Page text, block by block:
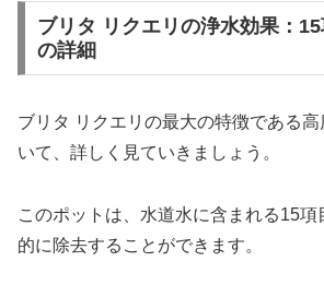
ブリタ リクエリの浄水効果：
の詳細
ブリタ リクエリの最大の特徴である
いて、詳しく見ていきましょう。
このポットは、水道水に含まれる15
的に除去することができます。